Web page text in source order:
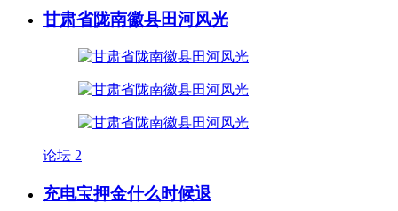
甘肃省陇南徽县田河风光
论坛 2
充电宝押金什么时候退